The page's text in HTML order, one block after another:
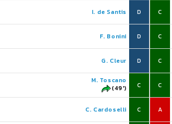
I. de Santis D
F. Bonini D
G. Cleur D
M. Toscano
(49')
C
C. Cardoselli C
C
C
C
C
A